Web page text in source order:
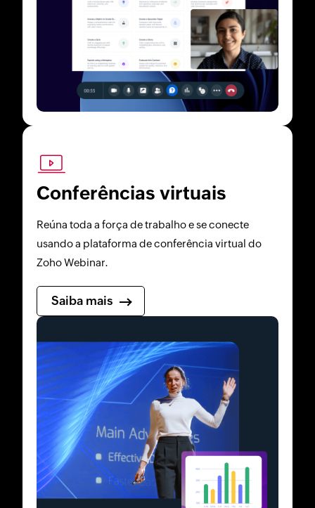
Conferências virtuais
Reúna toda a força de trabalho e se conecte
usando a plataforma de conferência virtual do
Zoho Webinar.
Saiba mais